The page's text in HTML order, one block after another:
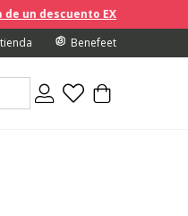
del 10% en los precios
Benefeet